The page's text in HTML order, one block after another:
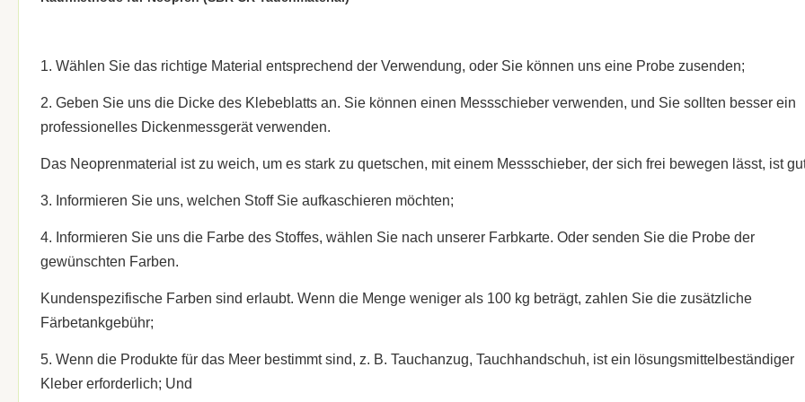
1. Wählen Sie das richtige Material entsprechend der Verwendung, oder Sie können uns eine Probe zusenden;
2. Geben Sie uns die Dicke des Klebeblatts an. Sie können einen Messschieber verwenden, und Sie sollten besser ein
professionelles Dickenmessgerät verwenden.
Das Neoprenmaterial ist zu weich, um es stark zu quetschen, mit einem Messschieber, der sich frei bewegen lässt, ist
3. Informieren Sie uns, welchen Stoff Sie aufkaschieren möchten;
4. Informieren Sie uns die Farbe des Stoffes, wählen Sie nach unserer Farbkarte. Oder senden Sie die Probe der
gewünschten Farben.
Kundenspezifische Farben sind erlaubt. Wenn die Menge weniger als 100 kg beträgt, zahlen Sie die zusätzliche
Färbetankgebühr;
5. Wenn die Produkte für das Meer bestimmt sind, z. B. Tauchanzug, Tauchhandschuh, ist ein lösungsmittelbeständiger
Kleber erforderlich; Und